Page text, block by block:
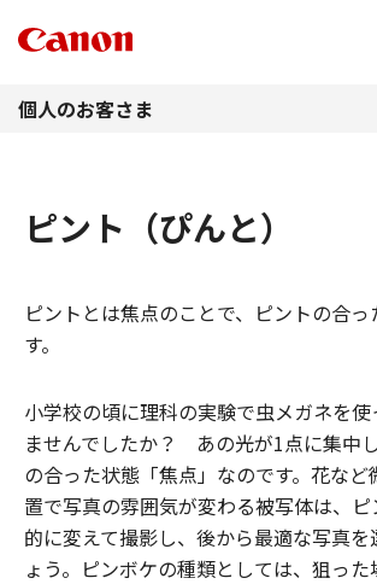
個人のお客さま
ピント（ぴんと）
ピントとは焦点のことで、ピントの合
す。
小学校の頃に理科の実験で虫メガネを使
ませんでしたか？ あの光が1点に集中
の合った状態「焦点」なのです。花な
置で写真の雰囲気が変わる被写体は、
的に変えて撮影し、後から最適な写真を
ょう。ピンボケの種類としては、狙っ